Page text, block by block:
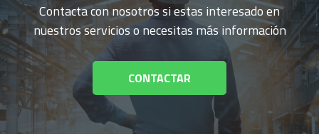
Contacta con nosotros si estas interesado en
nuestros servicios o necesitas más información
CONTACTAR